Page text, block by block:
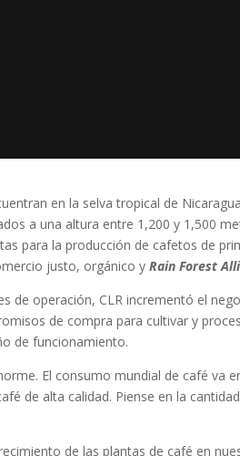
en la selva tropical de
a una altura entre 1,200 y 1,500
para la producción de cafetos de
justo, orgánico yRain Forest
de operación, CLR incrementó el
de compra para cultivar y
de funcionamiento.
El consumo mundial de café va
de alta calidad. Piense en la
de las plantas de café en